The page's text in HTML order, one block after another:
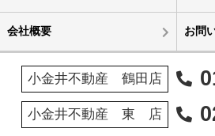
会社概要 お問
小金井不動産 鶴田店
小金井不動産 東 店